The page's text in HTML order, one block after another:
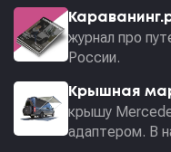
журнал про
России.
Крышная
крышу
адаптером. В